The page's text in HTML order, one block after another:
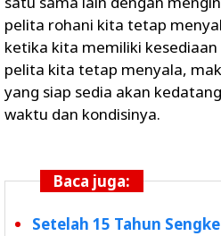
pelita rohani kita tetap
ketika kita memiliki
pelita kita tetap menyala,
yang siap sedia akan
waktu dan kondisinya.
Baca juga:
Setelah 15 Tahun